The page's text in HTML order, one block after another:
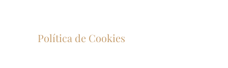
Política de Cookies